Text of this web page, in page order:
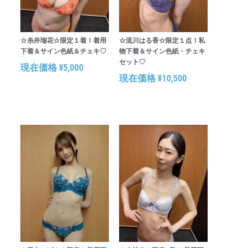
☆糸井瑠花☆限定１着！着用
下着＆サイン色紙＆チェキ♡
現在価格¥5,000
☆流川はる香☆限定１点！私
物下着＆サイン色紙・チェキ
セット♡
現在価格¥10,500